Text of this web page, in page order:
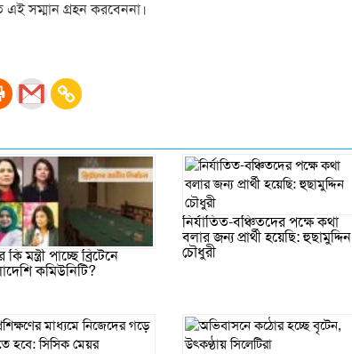
এই সম্মান গ্রহন করবেননা।
মন্ত্রী পাচ্ছে ব্রিটেনে
কমিউনিটি?
নির্যাতিত-বঞ্চিতদের পক্ষে কথা
বলার জন্য প্রার্থী হয়েছি: হুছামুদ্দিন
চৌধুরী